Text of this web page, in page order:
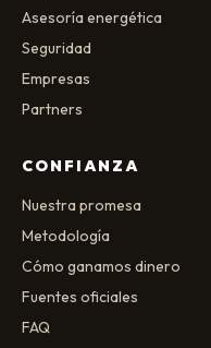
Asesoría energética
Seguridad
Empresas
Partners
CONFIANZA
Nuestra promesa
Metodología
Cómo ganamos dinero
Fuentes oficiales
FAQ